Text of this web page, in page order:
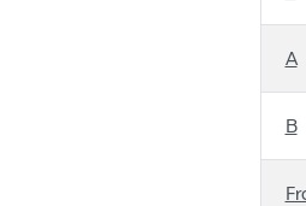
A
B